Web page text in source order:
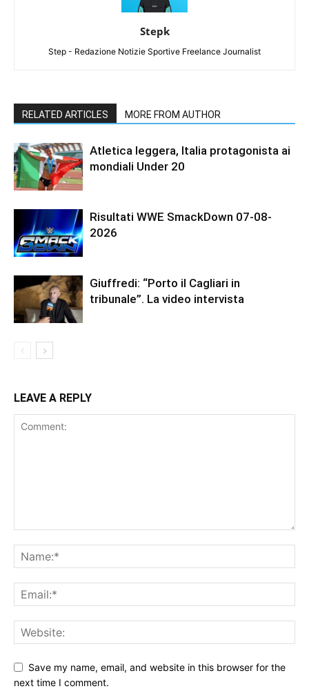
Stepk
Step - Redazione Notizie Sportive Freelance Journalist
RELATED ARTICLES MORE FROM AUTHOR
Atletica leggera, Italia protagonista ai
mondiali Under 20
Risultati WWE SmackDown 07-08-
2026
Giuffredi: “Porto il Cagliari in
tribunale”. La video intervista
LEAVE A REPLY
Save my name, email, and website in this browser for the
next time I comment.